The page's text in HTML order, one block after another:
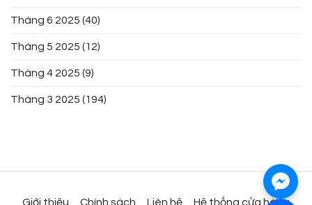
Tháng 6 2025 (40)
Tháng 5 2025 (12)
Tháng 4 2025 (9)
Tháng 3 2025 (194)
Giới thiệu Chính sách Liên hệ Hệ thống cửa hàng